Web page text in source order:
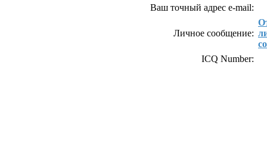
Ваш точный адрес e-mail:
Личное сообщение:
ICQ Number: